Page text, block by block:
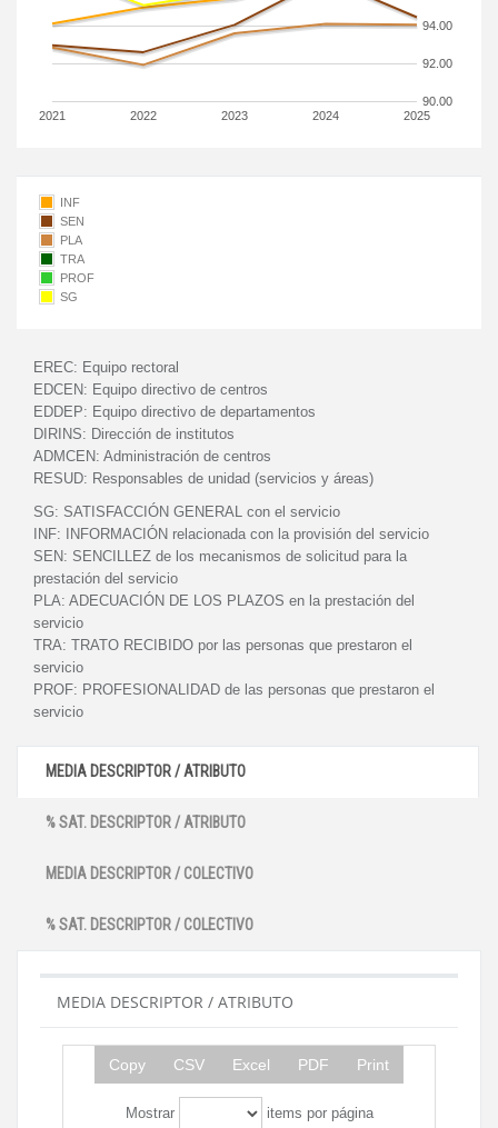
2021 2022 2023 2024 2025
90.00
92.00
94.00
INF
SEN
PLA
TRA
PROF
SG
EREC: Equipo rectoral
EDCEN: Equipo directivo de centros
EDDEP: Equipo directivo de departamentos
DIRINS: Dirección de institutos
ADMCEN: Administración de centros
RESUD: Responsables de unidad (servicios y áreas)
SG: SATISFACCIÓN GENERAL con el servicio
INF:
INFORMACIÓN relacionada con la provisión del servicio
SEN: SENCILLEZ de los mecanismos de solicitud para la
prestación del servicio
PLA: ADECUACIÓN DE LOS PLAZOS en la prestación del
servicio
TRA: TRATO RECIBIDO por las personas que prestaron el
servicio
PROF: PROFESIONALIDAD de las personas que prestaron el
servicio
MEDIA DESCRIPTOR / ATRIBUTO
% SAT. DESCRIPTOR / ATRIBUTO
MEDIA DESCRIPTOR / COLECTIVO
% SAT. DESCRIPTOR / COLECTIVO
MEDIA DESCRIPTOR / ATRIBUTO
Copy CSV Excel PDF Print
Mostrar items por página